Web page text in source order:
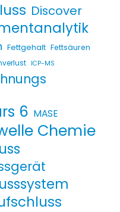
Discover
Fettgehalt Fettsäuren
ICP-MS
6 MASE
Chemie